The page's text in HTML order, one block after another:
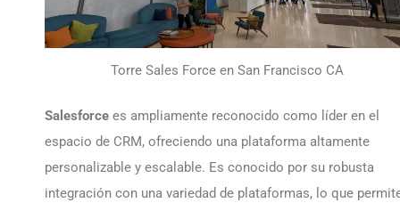
Torre Sales Force en San Francisco CA
Salesforce es ampliamente reconocido como líder en el
espacio de CRM, ofreciendo una plataforma altamente
personalizable y escalable. Es conocido por su robusta
integración con una variedad de plataformas, lo que